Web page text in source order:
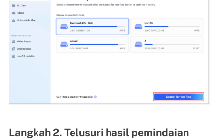
Langkah 2. Telusuri hasil pemindaian